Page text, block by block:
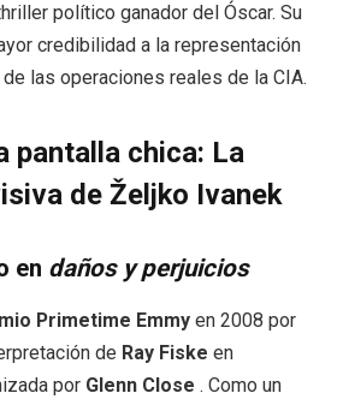
político ganador del Óscar. Su
credibilidad a la representación
las operaciones reales de la CIA.
pantalla chica: La
de Željko Ivanek
en daños y perjuicios
Primetime Emmy en 2008 por
de Ray Fiske en
por Glenn Close . Como un